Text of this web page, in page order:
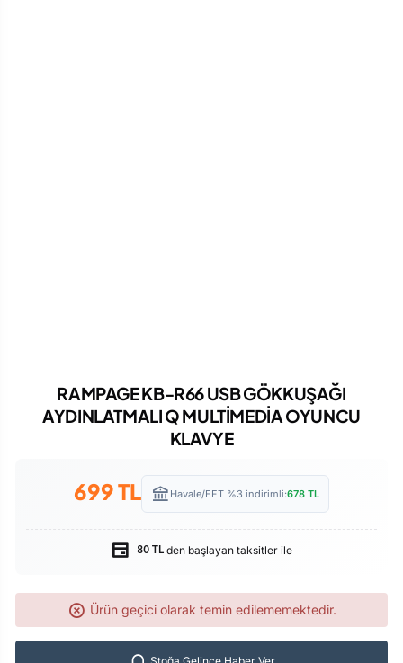
RAMPAGE KB-R66 USB GÖKKUŞAĞI
AYDINLATMALI Q MULTİMEDİA OYUNCU
KLAVYE
699TL Havale/EFT %3 indirimli:678 TL
80 TL den başlayan taksitler ile
Ürün geçici olarak temin edilememektedir.